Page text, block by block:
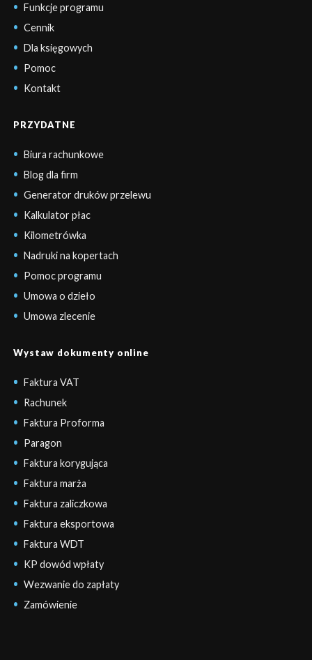
Funkcje programu
Cennik
Dla księgowych
Pomoc
Kontakt
PRZYDATNE
Biura rachunkowe
Blog dla firm
Generator druków przelewu
Kalkulator płac
Kilometrówka
Nadruki na kopertach
Pomoc programu
Umowa o dzieło
Umowa zlecenie
Wystaw dokumenty online
Faktura VAT
Rachunek
Faktura Proforma
Paragon
Faktura korygująca
Faktura marża
Faktura zaliczkowa
Faktura eksportowa
Faktura WDT
KP dowód wpłaty
Wezwanie do zapłaty
Zamówienie